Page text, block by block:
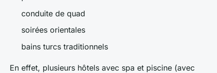
conduite de quad
soirées orientales
bains turcs traditionnels
En effet, plusieurs hôtels avec spa et piscine (avec